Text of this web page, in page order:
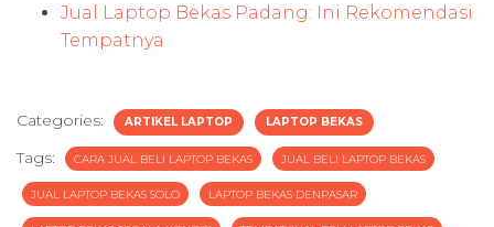
Jual Laptop Bekas Padang: Ini Rekomendasi
Tempatnya
Categories: ARTIKEL LAPTOP LAPTOP BEKAS
Tags: CARA JUAL BELI LAPTOP BEKAS JUAL BELI LAPTOP BEKAS
JUAL LAPTOP BEKAS SOLO LAPTOP BEKAS DENPASAR